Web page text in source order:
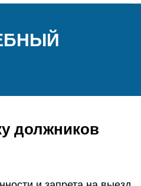
должников